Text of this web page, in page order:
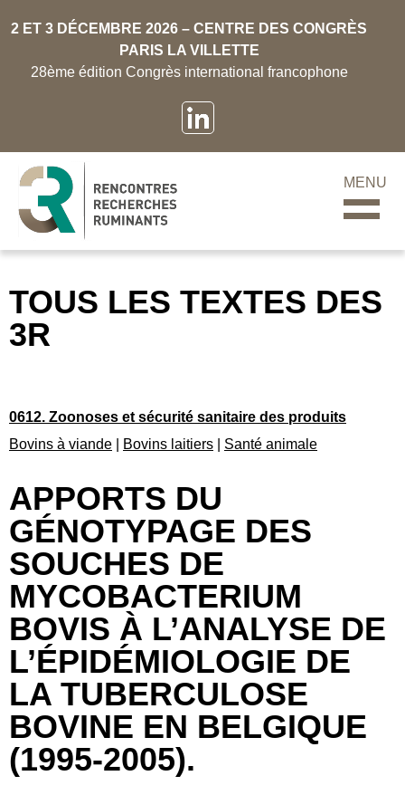
2 ET 3 DÉCEMBRE 2026 – CENTRE DES CONGRÈS
PARIS LA VILLETTE
28ème édition Congrès international francophone
MENU
TOUS LES TEXTES DES
3R
0612. Zoonoses et sécurité sanitaire des produits
Bovins à viande
Bovins laitiers Santé animale
APPORTS DU
GÉNOTYPAGE DES
SOUCHES DE
MYCOBACTERIUM
BOVIS À L’ANALYSE DE
L’ÉPIDÉMIOLOGIE DE
LA TUBERCULOSE
BOVINE EN BELGIQUE
(1995-2005).